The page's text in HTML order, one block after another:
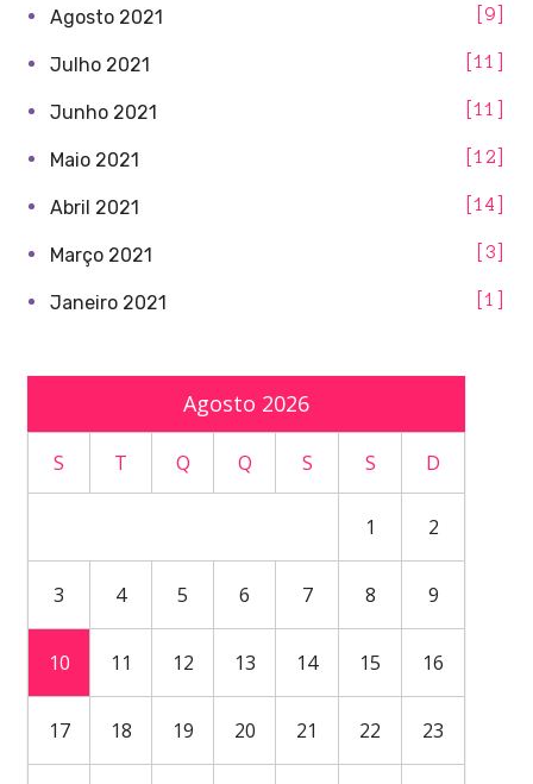
Agosto 2021 9
Julho 2021 11
Junho 2021 11
Maio 2021 12
Abril 2021 14
Março 2021 3
Janeiro 2021 1
Agosto 2026
S T Q Q S S D
1 2
3 4 5 6 7 8 9
10 11 12 13 14 15 16
17 18 19 20 21 22 23